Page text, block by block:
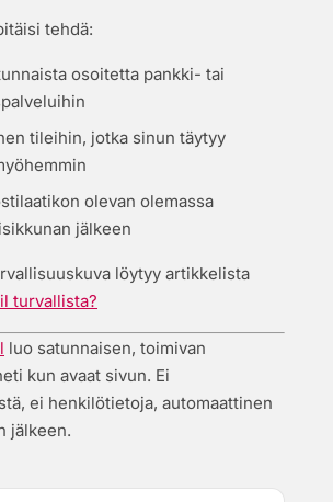
tehdä:
osoitetta pankki- tai
tileihin, jotka sinun täytyy
olevan olemassa
jälkeen
löytyy artikkelista
turvallista?
luo satunnaisen, toimivan
kun avaat sivun. Ei
ei henkilötietoja, automaattinen
jälkeen.